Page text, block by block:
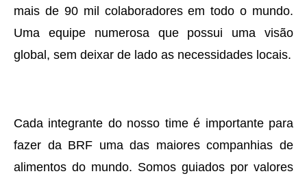
mais de 90 mil colaboradores em todo o mundo.
Uma equipe numerosa que possui uma visão
global, sem deixar de lado as necessidades locais.
Cada integrante do nosso time é importante para
fazer da BRF uma das maiores companhias de
alimentos do mundo. Somos guiados por valores